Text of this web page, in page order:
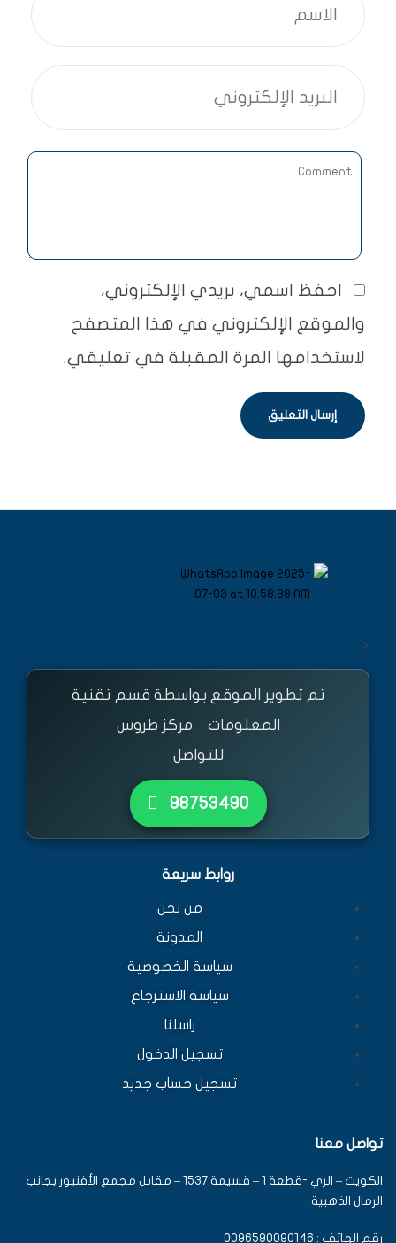
احفظ اسمي، بريدي الإلكتروني،
والموقع الإلكتروني في هذا المتصفح
لاستخدامها المرة المقبلة في تعليقي.
<
تم تطوير الموقع بواسطة قسم تقنية
المعلومات – مركز طروس
للتواصل
٩٨٧٥٣٤٩٠
روابط سريعة
من نحن
المدونة
سياسة الخصوصية
سياسة الاسترجاع
راسلنا
تسجيل الدخول
تسجيل حساب جديد
تواصل معنا
الكويت – الري -قطعة 1 – قسيمة 1537 – مقابل مجمع الأفنيوز بجانب
الرمال الذهبية
رقم الهاتف : 0096590090146